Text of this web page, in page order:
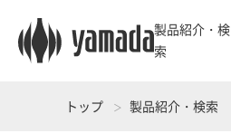
製品紹介・検
索
トップ 製品紹介・検索